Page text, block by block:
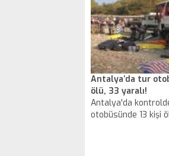
Antalya’da tur
ölü, 33 yaralı!
Antalya'da
otobüsünde 13 kişi